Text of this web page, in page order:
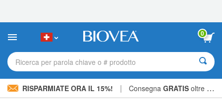
sito
include
sistema
0
Ricerca per parola chiave o # prodotto
RISPARMIATE ORA IL 15%! | Consegna GRATIS oltre CHF 56.00 »